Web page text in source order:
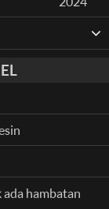
hambatan